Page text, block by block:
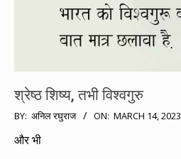
श्रेष्ठ शिष्य, तभी विश्वगुरु
2023-
03-
BY: अनिल रघुराज ON: MARCH 14, 2023
और भी